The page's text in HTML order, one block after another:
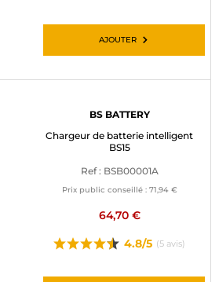
AJOUTER
BS BATTERY
Chargeur de batterie intelligent
BS15
Ref : BSB00001A
Prix public conseillé : 71,94 €
64,70 €
4.8/5 (5 avis)